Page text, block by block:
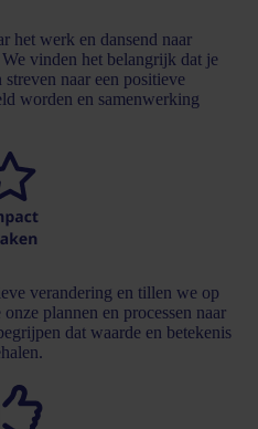
het werk en dansend naar
vinden het belangrijk dat je
naar een positieve
worden en samenwerking
verandering en tillen we op
plannen en processen naar
dat waarde en betekenis